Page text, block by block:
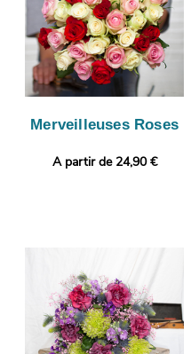
Merveilleuses Roses
A partir de 24,90 €